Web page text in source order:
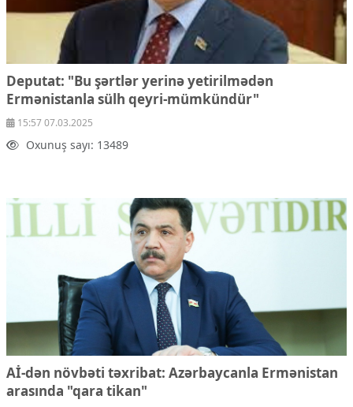
Deputat: "Bu şərtlər yerinə yetirilmədən
Ermənistanla sülh qeyri-mümkündür"
15:57 07.03.2025
Oxunuş sayı: 13489
Aİ-dən növbəti təxribat: Azərbaycanla Ermənistan
arasında "qara tikan"